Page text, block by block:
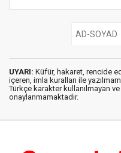
UYARI: Küfür, hakaret, rencide
içeren, imla kuralları ile
Türkçe karakter kullanılmayan
onaylanmamaktadır.